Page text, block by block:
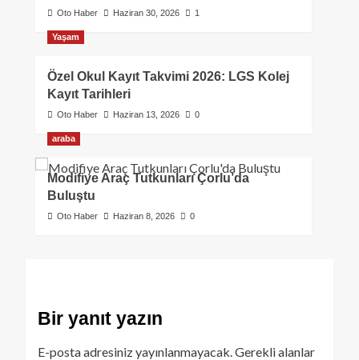
Oto Haber Haziran 30, 2026 1
Yaşam
Özel Okul Kayıt Takvimi 2026: LGS Kolej
Kayıt Tarihleri
Oto Haber Haziran 13, 2026 0
araba
Modifiye Araç Tutkunları Çorlu’da
Buluştu
Oto Haber Haziran 8, 2026 0
Bir yanıt yazın
E-posta adresiniz yayınlanmayacak.Gerekli alanlar